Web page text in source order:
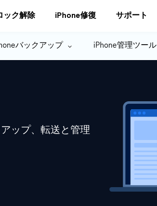
ック解除 iPhone修復 サポート
バックアップ iPhone管理ツール
ップ、転送と管理